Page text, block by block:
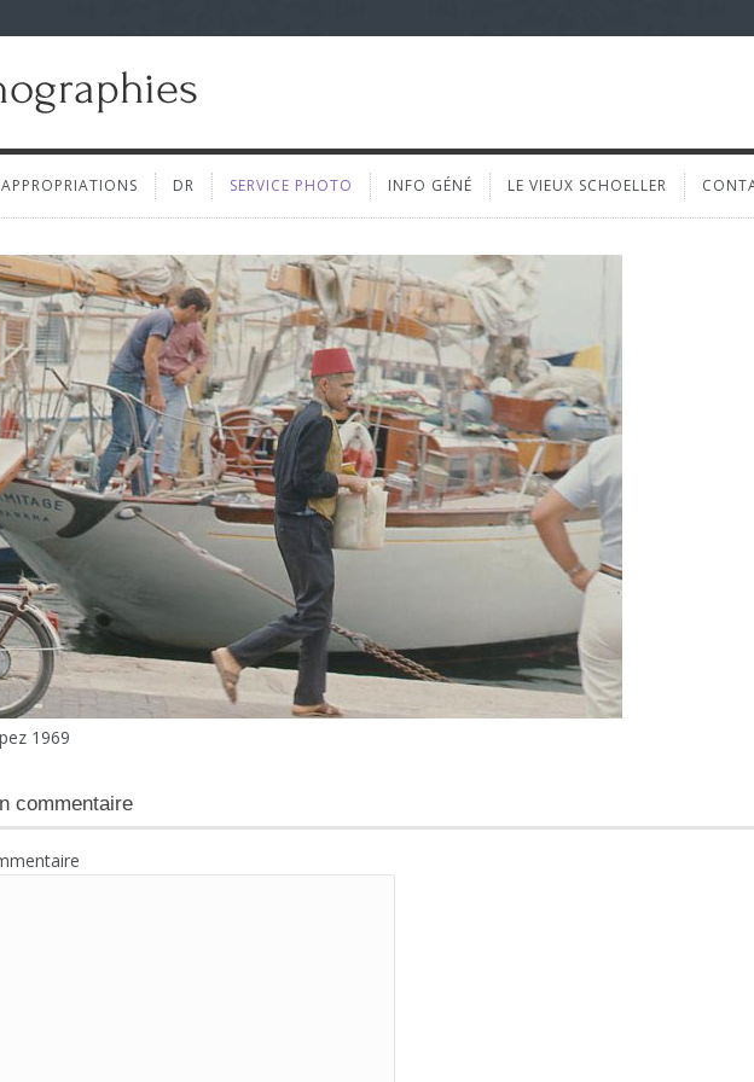
APPROPRIATIONS DR SERVICE PHOTO INFO GÉNÉ LE VIEUX SCHOELLER
1969
commentaire